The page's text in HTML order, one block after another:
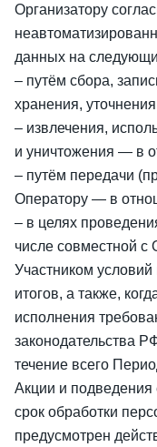
Организатору
данных на
– путём сбора,
хранения,
– извлечения,
и уничтожения — в
– путём передачи
Оператору — в
– в целях
числе совместной
Участником
итогов, а также,
исполнения
законодательства
течение всего
Акции и подведения
срок обработки
предусмотрен